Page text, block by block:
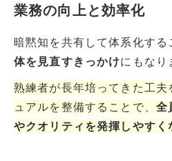
業務の向上と効率化
暗黙知を共有して体系化する
体を見直すきっかけにもなり
熟練者が長年培ってきた工
ュアルを整備することで、 全
やクオリティを発揮しやすく